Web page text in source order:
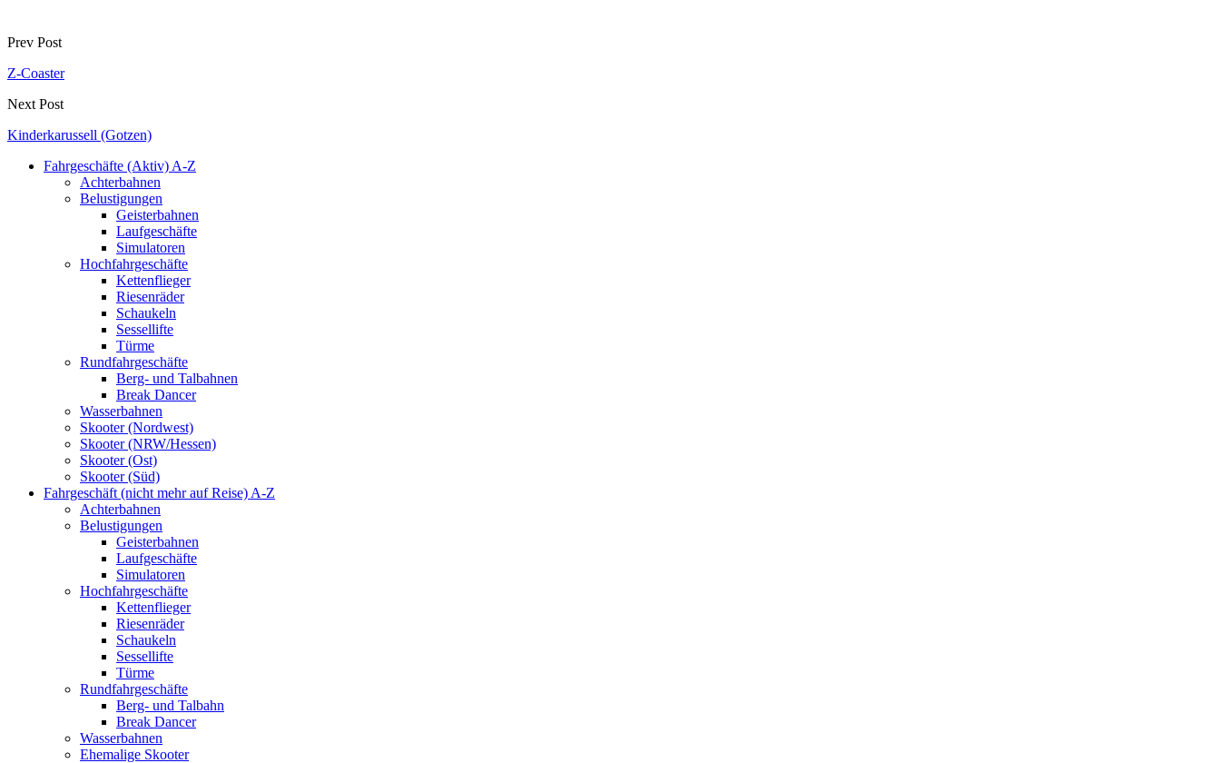
Prev Post
Z-Coaster
Next Post
Kinderkarussell (Gotzen)
Fahrgeschäfte (Aktiv) A-Z
Achterbahnen
Belustigungen
Geisterbahnen
Laufgeschäfte
Simulatoren
Hochfahrgeschäfte
Kettenflieger
Riesenräder
Schaukeln
Sessellifte
Türme
Rundfahrgeschäfte
Berg- und Talbahnen
Break Dancer
Wasserbahnen
Skooter (Nordwest)
Skooter (NRW/Hessen)
Skooter (Ost)
Skooter (Süd)
Fahrgeschäft (nicht mehr auf Reise) A-Z
Achterbahnen
Belustigungen
Geisterbahnen
Laufgeschäfte
Simulatoren
Hochfahrgeschäfte
Kettenflieger
Riesenräder
Schaukeln
Sessellifte
Türme
Rundfahrgeschäfte
Berg- und Talbahn
Break Dancer
Wasserbahnen
Ehemalige Skooter